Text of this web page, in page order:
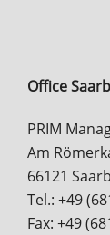
Office
PRIM
Am
66121
Tel.: +49
Fax: +49